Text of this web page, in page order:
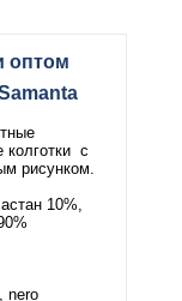
оптом
колготки с
рисунком.
10%,
nero